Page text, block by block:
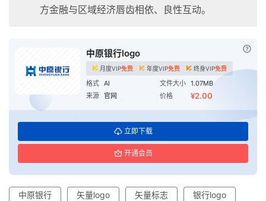
方金融与区域经济唇齿相依、良性互动。
中原银行logo
月度VIP免费 年度VIP免费 终身VIP免费
格式 AI 文件大小 1.07MB
来源 官网 价格 ¥2.00
立即下载
开通会员
中原银行 矢量logo 矢量标志
银行logo